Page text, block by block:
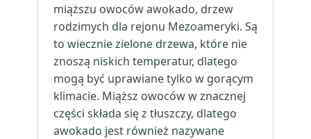
miąższu owoców awokado, drzew
rodzimych dla rejonu Mezoameryki. Są
to wiecznie zielone drzewa, które nie
znoszą niskich temperatur, dlatego
mogą być uprawiane tylko w gorącym
klimacie. Miąższ owoców w znacznej
części składa się z tłuszczy, dlatego
awokado jest również nazywane